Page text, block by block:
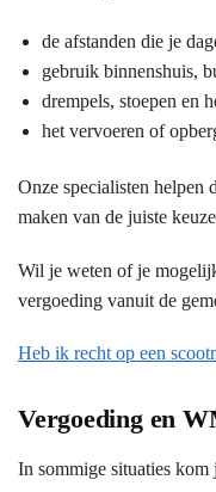
de afstanden die je
gebruik binnenshuis,
drempels, stoepen en
het vervoeren of
Onze specialisten
maken van de juiste
Wil je weten of je
vergoeding vanuit de
Heb ik recht op een
Vergoeding en
In sommige situaties kom